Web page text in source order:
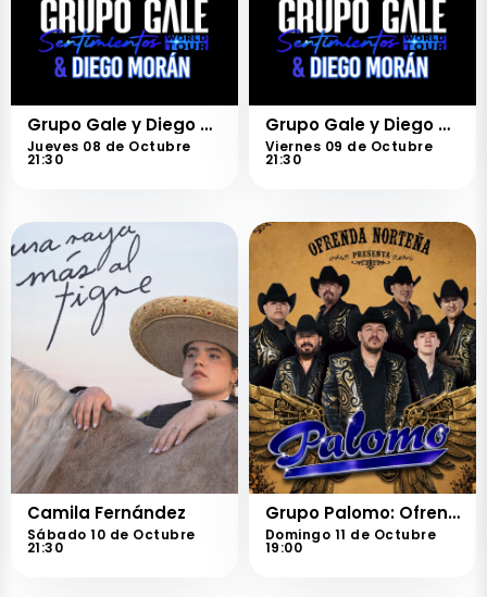
Grupo Gale y Diego Moran
Jueves 08 de Octubre
21:30
Grupo Gale y Diego Moran
Viernes 09 de Octubre
21:30
Camila Fernández
Sábado 10 de Octubre
21:30
Grupo Palomo: Ofrenda Norteña
Domingo 11 de Octubre
19:00